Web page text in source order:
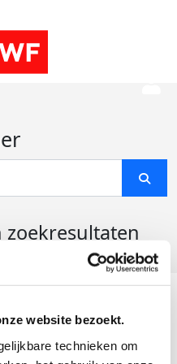
website bezoekt.
technieken om
zoekresultaten